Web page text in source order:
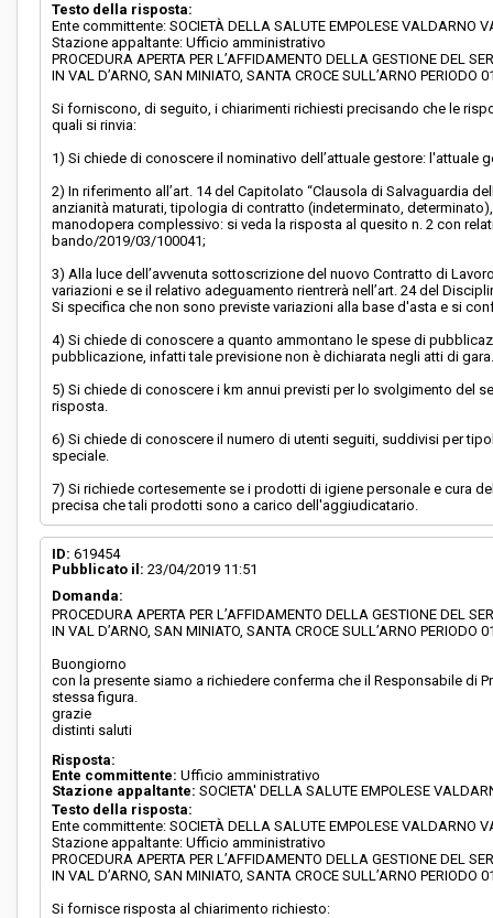
Testo della risposta:
Ente committente: SOCIETÀ DELLA SALUTE EMPOLESE VALDARNO
Stazione appaltante: Ufficio amministrativo
PROCEDURA APERTA PER L’AFFIDAMENTO DELLA GESTIONE DEL
IN VAL D’ARNO, SAN MINIATO, SANTA CROCE SULL’ARNO
Si forniscono, di seguito, i chiarimenti richiesti precisando che le
quali si rinvia:
1) Si chiede di conoscere il nominativo dell’attuale gestore: l'attuale
2) In riferimento all’art. 14 del Capitolato “Clausola di Salvaguardia
anzianità maturati, tipologia di contratto (indeterminato,
manodopera complessivo: si veda la risposta al quesito n. 2 con
bando/2019/03/100041;
3) Alla luce dell’avvenuta sottoscrizione del nuovo Contratto di
variazioni e se il relativo adeguamento rientrerà nell’art. 24 del
Si specifica che non sono previste variazioni alla base d'asta e si
4) Si chiede di conoscere a quanto ammontano le spese di
pubblicazione, infatti tale previsione non è dichiarata negli atti di
5) Si chiede di conoscere i km annui previsti per lo svolgimento del
risposta.
6) Si chiede di conoscere il numero di utenti seguiti, suddivisi per
speciale.
7) Si richiede cortesemente se i prodotti di igiene personale e cura
precisa che tali prodotti sono a carico dell'aggiudicatario.
ID: 619454
Pubblicato il: 23/04/2019 11:51
Domanda:
PROCEDURA APERTA PER L’AFFIDAMENTO DELLA GESTIONE DEL
IN VAL D’ARNO, SAN MINIATO, SANTA CROCE SULL’ARNO
Buongiorno
con la presente siamo a richiedere conferma che il Responsabile di
stessa figura.
grazie
distinti saluti
Risposta:
Ente committente: Ufficio amministrativo
Stazione appaltante: SOCIETA' DELLA SALUTE EMPOLESE
Testo della risposta:
Ente committente: SOCIETÀ DELLA SALUTE EMPOLESE VALDARNO
Stazione appaltante: Ufficio amministrativo
PROCEDURA APERTA PER L’AFFIDAMENTO DELLA GESTIONE DEL
IN VAL D’ARNO, SAN MINIATO, SANTA CROCE SULL’ARNO
Si fornisce risposta al chiarimento richiesto: